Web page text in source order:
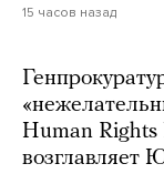
15 часов назад
Human Rights
возглавляет